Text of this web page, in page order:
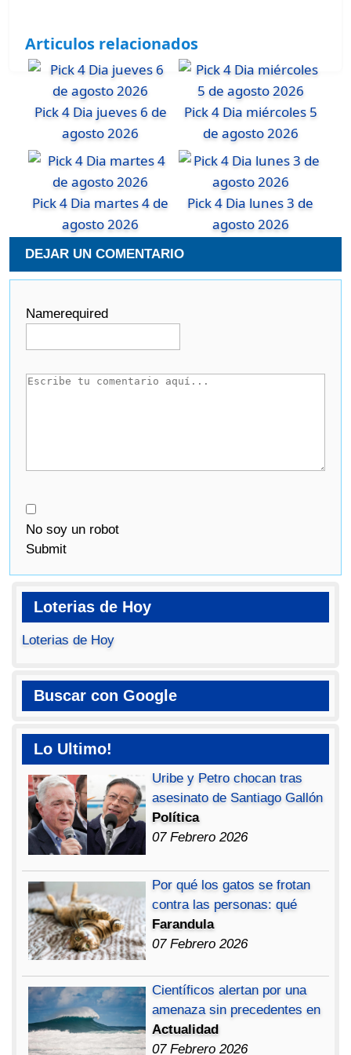
Articulos relacionados
Pick 4 Dia jueves 6 de
agosto 2026
Pick 4 Dia miércoles 5
de agosto 2026
Pick 4 Dia martes 4 de
agosto 2026
Pick 4 Dia lunes 3 de
agosto 2026
DEJAR UN COMENTARIO
Namerequired
No soy un robot
Submit
Loterias de Hoy
Loterias de Hoy
Buscar con Google
Lo Ultimo!
Uribe y Petro chocan tras
asesinato de Santiago Gallón
Política
07 Febrero 2026
Por qué los gatos se frotan
contra las personas: qué
Farandula
07 Febrero 2026
Científicos alertan por una
amenaza sin precedentes en
Actualidad
07 Febrero 2026